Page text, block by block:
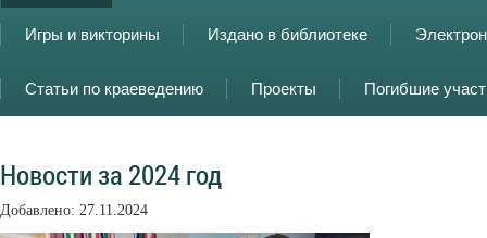
Игры и викторины Издано в библиотеке
Статьи по краеведению Проекты Погибшие
Новости за 2024 год
Добавлено: 27.11.2024